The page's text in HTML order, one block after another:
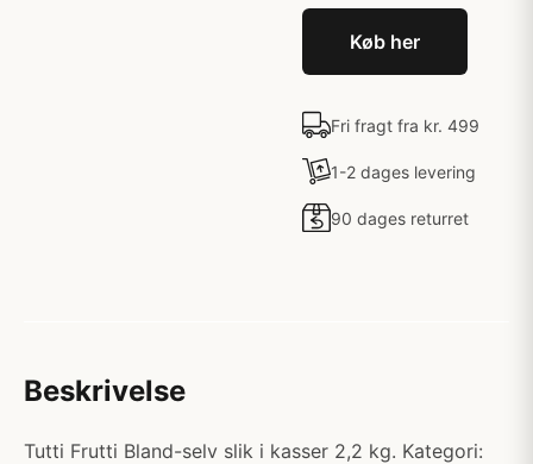
Køb her
Fri fragt fra kr. 499
1-2 dages levering
90 dages returret
Beskrivelse
Tutti Frutti Bland-selv slik i kasser 2,2 kg. Kategori: